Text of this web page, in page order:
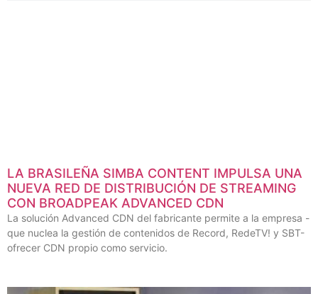
LA BRASILEÑA SIMBA CONTENT IMPULSA UNA
NUEVA RED DE DISTRIBUCIÓN DE STREAMING
CON BROADPEAK ADVANCED CDN
La solución Advanced CDN del fabricante permite a la empresa -
que nuclea la gestión de contenidos de Record, RedeTV! y SBT-
ofrecer CDN propio como servicio.